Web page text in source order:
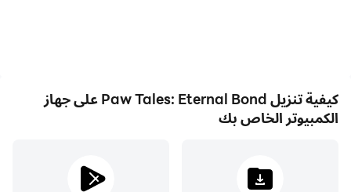
كيفية تنزيل Paw Tales: Eternal Bond على جهاز
الكمبيوتر الخاص بك